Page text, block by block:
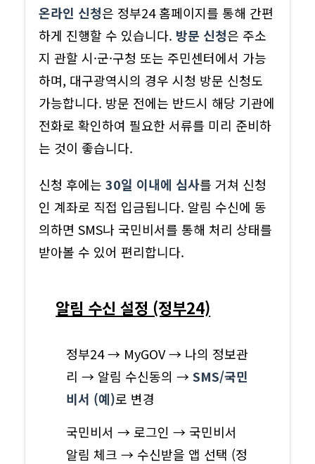
온라인 신청은 정부24 홈페이지를 통해 간편
하게 진행할 수 있습니다. 방문 신청은 주소
지 관할 시·군·구청 또는 주민센터에서 가능
하며, 대구광역시의 경우 시청 방문 신청도
가능합니다. 방문 전에는 반드시 해당 기관에
전화로 확인하여 필요한 서류를 미리 준비하
는 것이 좋습니다.
신청 후에는30일 이내에 심사를 거쳐 신청
인 계좌로 직접 입금됩니다. 알림 수신에 동
의하면 SMS나 국민비서를 통해 처리 상태를
받아볼 수 있어 편리합니다.
알림 수신 설정 (정부24)
정부24 → MyGOV → 나의 정보관
리 → 알림 수신동의 →SMS/국민
비서 (예)로 변경
국민비서 → 로그인 → 국민비서
알림 체크 → 수신받을 앱 선택 (정